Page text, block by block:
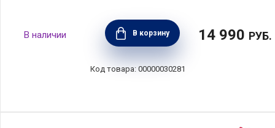
В корзину 14 990 РУБ.
00000030281